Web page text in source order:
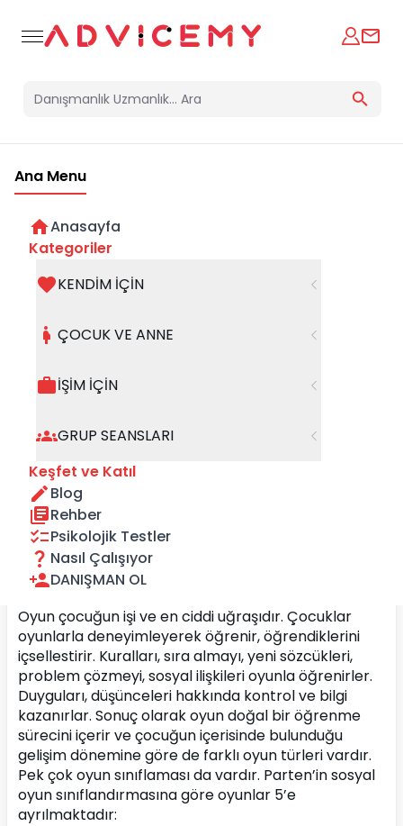
Ana Menu
Anasayfa
Kategoriler
KENDİM İÇİN
ÇOCUK VE ANNE
İŞİM İÇİN
GRUP SEANSLARI
Keşfet ve Katıl
Blog
Rehber
Psikolojik Testler
Nasıl Çalışıyor
DANIŞMAN OL
Çocuk Oyun Türleri
04 Aralık 2024
Oyun çocuğun işi ve en ciddi uğraşıdır. Çocuklar
oyunlarla deneyimleyerek öğrenir, öğrendiklerini
içsellestirir. Kuralları, sıra almayı, yeni sözcükleri,
problem çözmeyi, sosyal ilişkileri oyunla öğrenirler.
Duyguları, düşünceleri hakkında kontrol ve bilgi
kazanırlar. Sonuç olarak oyun doğal bir öğrenme
sürecini içerir ve çocuğun içerisinde bulunduğu
gelişim dönemine göre de farklı oyun türleri vardır.
Pek çok oyun sınıflaması da vardır. Parten’in sosyal
oyun sınıflandırmasına göre oyunlar 5’e
ayrılmaktadır: